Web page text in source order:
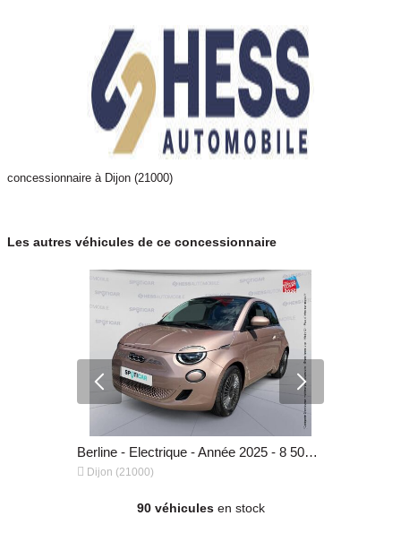
concessionnaire à Dijon (21000)
Les autres véhicules de ce concessionnaire
Berline - Electrique - Année 2025 - 8 500 km, 23 999 €
 Dijon (21000)
90 véhiculesen stock